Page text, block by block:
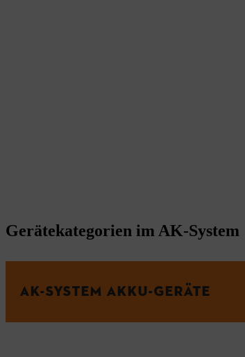
Gerätekategorien im AK-System
AK-SYSTEM AKKU-GERÄTE